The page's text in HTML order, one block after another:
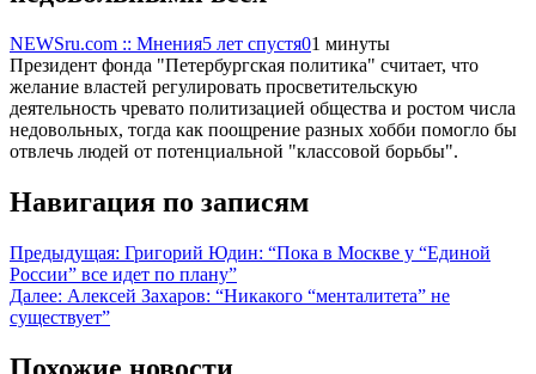
NEWSru.com :: Мнения5 лет спустя01 минуты
Президент фонда "Петербургская политика" считает, что
желание властей регулировать просветительскую
деятельность чревато политизацией общества и ростом числа
недовольных, тогда как поощрение разных хобби помогло бы
отвлечь людей от потенциальной "классовой борьбы".
Навигация по записям
Предыдущая: Григорий Юдин: “Пока в Москве у “Единой
России” все идет по плану”
Далее: Алексей Захаров: “Никакого “менталитета” не
существует”
Похожие новости